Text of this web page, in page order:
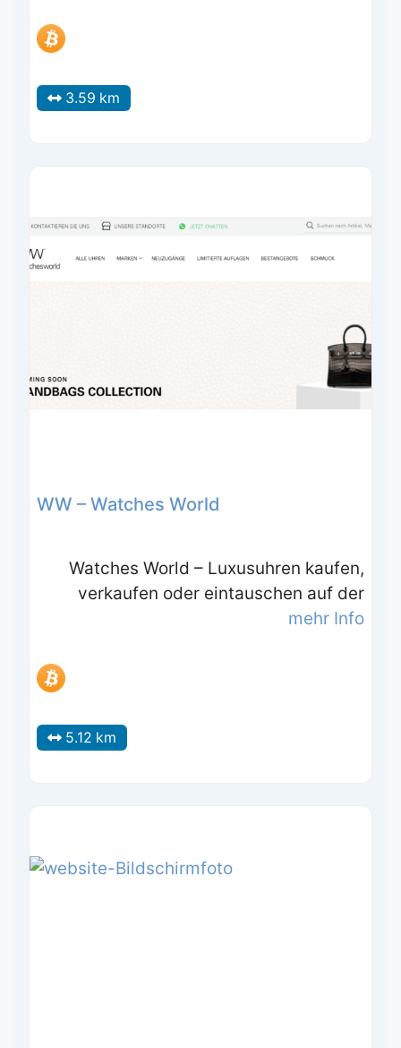
3.59 km
WW – Watches World
Watches World – Luxusuhren kaufen,
verkaufen oder eintauschen auf der
mehr Info
5.12 km